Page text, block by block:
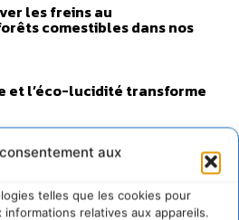
aux
telles que les cookies pour
relatives aux appareils.
les freins au
comestibles dans nos
et l’éco-lucidité transforme
climatique